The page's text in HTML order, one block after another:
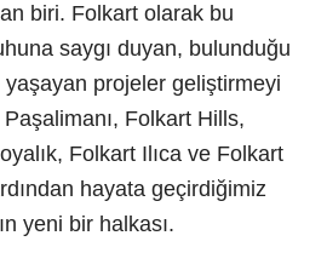
biri. Folkart olarak bu
saygı duyan, bulunduğu
projeler geliştirmeyi
Folkart Hills,
Folkart Ilıca ve Folkart
hayata geçirdiğimiz
yeni bir halkası.